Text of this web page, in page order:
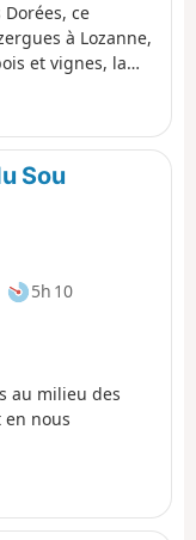
ce
à Lozanne,
et vignes, la
Sou
5h 10
au milieu des
nous